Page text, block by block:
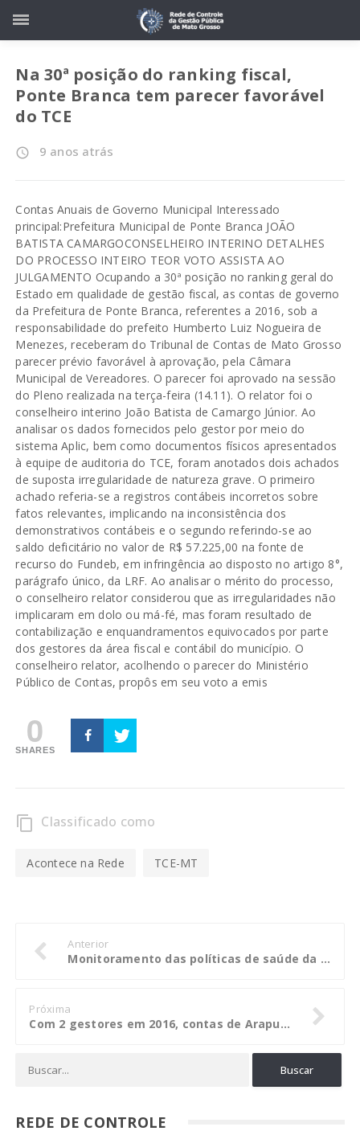
Na 30ª posição do ranking fiscal,
Ponte Branca tem parecer favorável
do TCE
access_time 9 anos atrás
Contas Anuais de Governo Municipal Interessado
principal:Prefeitura Municipal de Ponte Branca JOÃO
BATISTA CAMARGOCONSELHEIRO INTERINO DETALHES
DO PROCESSO INTEIRO TEOR VOTO ASSISTA AO
JULGAMENTO Ocupando a 30ª posição no ranking geral do
Estado em qualidade de gestão fiscal, as contas de governo
da Prefeitura de Ponte Branca, referentes a 2016, sob a
responsabilidade do prefeito Humberto Luiz Nogueira de
Menezes, receberam do Tribunal de Contas de Mato Grosso
parecer prévio favorável à aprovação, pela Câmara
Municipal de Vereadores. O parecer foi aprovado na sessão
do Pleno realizada na terça-feira (14.11). O relator foi o
conselheiro interino João Batista de Camargo Júnior. Ao
analisar os dados fornecidos pelo gestor por meio do
sistema Aplic, bem como documentos físicos apresentados
à equipe de auditoria do TCE, foram anotados dois achados
de suposta irregularidade de natureza grave. O primeiro
achado referia-se a registros contábeis incorretos sobre
fatos relevantes, implicando na inconsistência dos
demonstrativos contábeis e o segundo referindo-se ao
saldo deficitário no valor de R$ 57.225,00 na fonte de
recurso do Fundeb, em infringência ao disposto no artigo 8°,
parágrafo único, da LRF. Ao analisar o mérito do processo,
o conselheiro relator considerou que as irregularidades não
implicaram em dolo ou má-fé, mas foram resultado de
contabilização e enquandramentos equivocados por parte
dos gestores da área fiscal e contábil do município. O
conselheiro relator, acolhendo o parecer do Ministério
Público de Contas, propôs em seu voto a emis
0
SHARES
content_copy Classificado como
Acontece na Rede TCE-MT
Anterior
Monitoramento das políticas de saúde da SES-MT será retomado pelo TCE
Próxima
Com 2 gestores em 2016, contas de Araputanga têm parecer favorável à aprovação
REDE DE CONTROLE